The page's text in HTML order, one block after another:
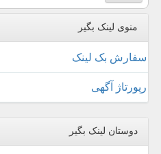
منوی لینک بگیر
سفارش بک لینک
رپورتاژ آگهی
دوستان لینک بگیر